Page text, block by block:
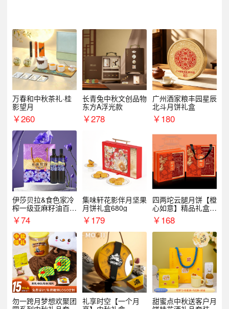
万春和中秋茶礼·桂
影望月
￥260
长青兔中秋文创品物
东方A浮光款
￥278
广州酒家粮丰园星辰
北斗月饼礼盒
￥180
伊莎贝拉&食色家冷
榨一级亚麻籽油百紫
千红500ml*2礼盒
￥74
集味轩花影伴月坚果
月饼礼盒680g
￥179
四两坨云腿月饼【橙
心如意】精品礼盒4
50g/盒
￥168
勿一跨月梦想欢聚团 礼享时空【一个月
甜蜜点中秋送客户月